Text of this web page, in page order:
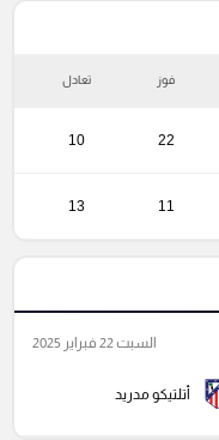
فوز تعادل
22
10
11
13
أتلتيكو مدريد
السبت 22 فبراير 2025